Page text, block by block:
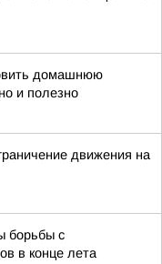
домашнюю
и полезно
движения на
борьбы с
в конце лета